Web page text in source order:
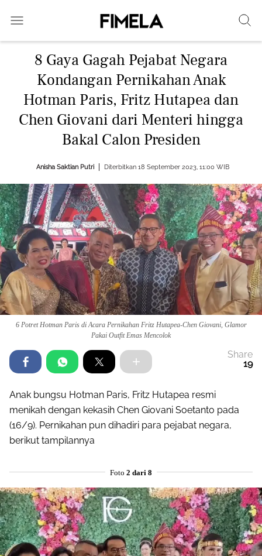
8 Gaya Gagah Pejabat Negara
Kondangan Pernikahan Anak
Hotman Paris, Fritz Hutapea dan
Chen Giovani dari Menteri hingga
Bakal Calon Presiden
Anisha Saktian Putri Diterbitkan 18 September 2023, 11:00 WIB
6 Potret Hotman Paris di Acara Pernikahan Fritz Hutapea-Chen Giovani, Glamor
Pakai Outfit Emas Mencolok
Share
19
Anak bungsu Hotman Paris, Fritz Hutapea resmi
menikah dengan kekasih Chen Giovani Soetanto pada
(16/9). Pernikahan pun dihadiri para pejabat negara,
berikut tampilannya
Foto 2 dari 8